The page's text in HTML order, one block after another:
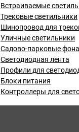
Встраиваемые
Трековые светильники
Шинопровод для
Уличные светильники
Садово-парковые
Светодиодная лента
Профили для
Блоки питания
Контроллеры для